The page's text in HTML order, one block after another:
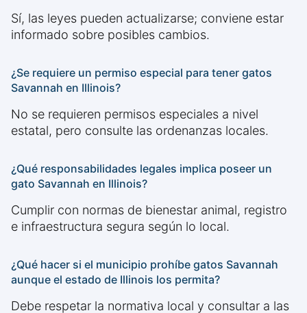
Sí, las leyes pueden actualizarse; conviene estar
informado sobre posibles cambios.
¿Se requiere un permiso especial para tener gatos
Savannah en Illinois?
No se requieren permisos especiales a nivel
estatal, pero consulte las ordenanzas locales.
¿Qué responsabilidades legales implica poseer un
gato Savannah en Illinois?
Cumplir con normas de bienestar animal, registro
e infraestructura segura según lo local.
¿Qué hacer si el municipio prohíbe gatos Savannah
aunque el estado de Illinois los permita?
Debe respetar la normativa local y consultar a las